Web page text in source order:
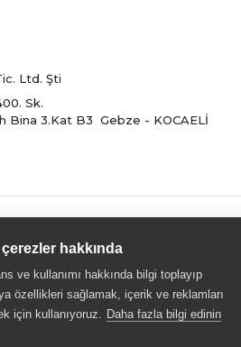
Ltd. Şti
Sk.
Bina 3.Kat B3 Gebze - KOCAELİ
ve İletişim Güvenliği, Siber
ve Kişisel Gizliliğin
Politikası
ve Çerezler Politikası
hakkında
ve kullanımı hakkında bilgi toplayıp
özellikleri sağlamak, içerik ve reklamları
için kullanıyoruz. Daha fazla bilgi edinin